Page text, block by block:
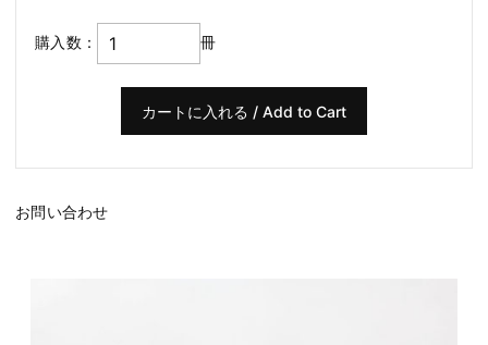
購入数： 冊
お問い合わせ